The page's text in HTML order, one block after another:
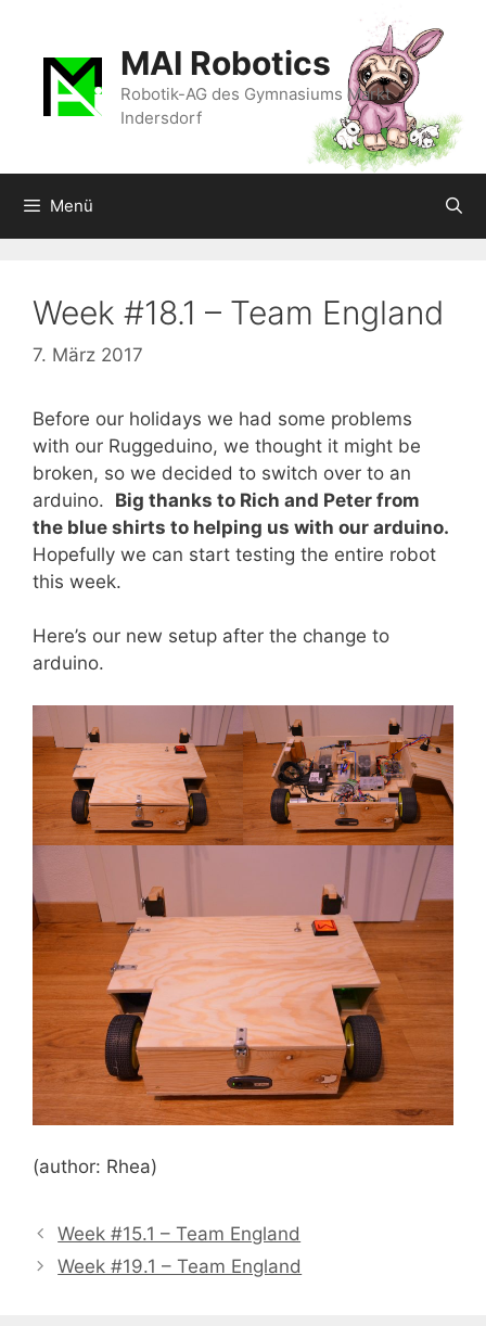
springen
MAI Robotics
Robotik-AG des Gymnasiums Markt
Indersdorf
Menü
Week #18.1 – Team England
7. März 2017
Before our holidays we had some problems
with our Ruggeduino, we thought it might be
broken, so we decided to switch over to an
arduino. Big thanks to Rich and Peter from
the blue shirts to helping us with our arduino.
Hopefully we can start testing the entire robot
this week.
Here’s our new setup after the change to
arduino.
(author: Rhea)
Week #15.1 – Team England
Week #19.1 – Team England